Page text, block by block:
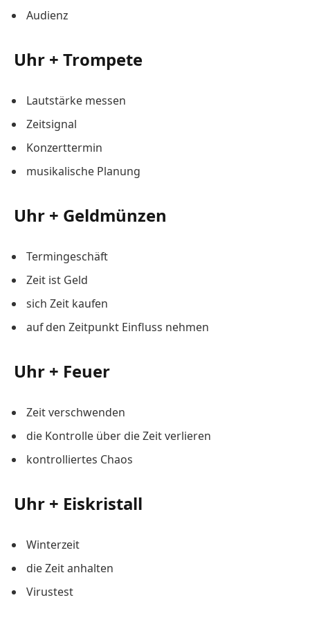
Audienz
Uhr + Trompete
Lautstärke messen
Zeitsignal
Konzerttermin
musikalische Planung
Uhr + Geldmünzen
Termingeschäft
Zeit ist Geld
sich Zeit kaufen
auf den Zeitpunkt Einfluss nehmen
Uhr + Feuer
Zeit verschwenden
die Kontrolle über die Zeit verlieren
kontrolliertes Chaos
Uhr + Eiskristall
Winterzeit
die Zeit anhalten
Virustest